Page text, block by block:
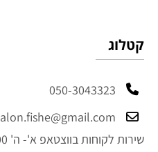
קטלוג
050-3043323
alon.fishe@gmail.com
שירות לקוחות בווצטאפ א'- ה' 9:00-14:00